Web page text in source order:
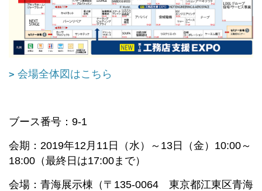
会場全体図はこちら
ブース番号：9-1
会期：2019年12月11日（水）～13日（金）10:00～
18:00（最終日は17:00まで）
会場：青海展示棟（〒135-0064 東京都江東区青海